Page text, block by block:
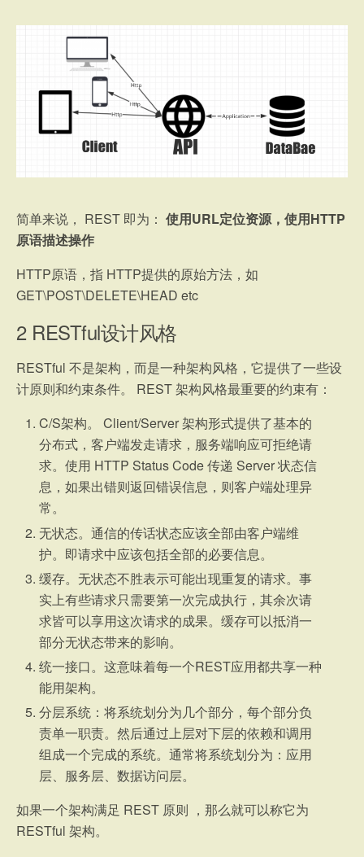
简单来说， REST 即为： 使用URL定位资源，使用HTTP
原语描述操作
HTTP原语，指 HTTP提供的原始方法，如
GET\POST\DELETE\HEAD etc
2RESTful设计风格
RESTful 不是架构，而是一种架构风格，它提供了一些设
计原则和约束条件。 REST 架构风格最重要的约束有：
C/S架构。 Client/Server 架构形式提供了基本的
分布式，客户端发走请求，服务端响应可拒绝请
求。使用 HTTP Status Code 传递 Server 状态信
息，如果出错则返回错误信息，则客户端处理异
常。
无状态。通信的传话状态应该全部由客户端维
护。即请求中应该包括全部的必要信息。
缓存。无状态不胜表示可能出现重复的请求。事
实上有些请求只需要第一次完成执行，其余次请
求皆可以享用这次请求的成果。缓存可以抵消一
部分无状态带来的影响。
统一接口。这意味着每一个REST应用都共享一种
能用架构。
分层系统：将系统划分为几个部分，每个部分负
责单一职责。然后通过上层对下层的依赖和调用
组成一个完成的系统。通常将系统划分为：应用
层、服务层、数据访问层。
如果一个架构满足 REST 原则 ，那么就可以称它为
RESTful 架构。